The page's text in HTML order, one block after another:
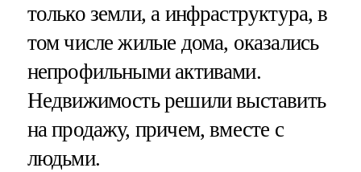
только земли, а инфраструктура, в
том числе жилые дома, оказались
непрофильными активами.
Недвижимость решили выставить
на продажу, причем, вместе с
людьми.